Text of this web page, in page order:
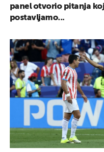
panel otvorio pitanja
postavljamo...